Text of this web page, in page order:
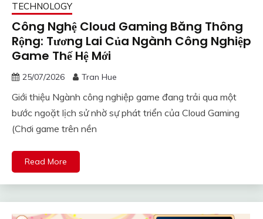
TECHNOLOGY
Công Nghệ Cloud Gaming Băng Thông
Rộng: Tương Lai Của Ngành Công Nghiệp
Game Thế Hệ Mới
25/07/2026 Tran Hue
Giới thiệu Ngành công nghiệp game đang trải qua một
bước ngoặt lịch sử nhờ sự phát triển của Cloud Gaming
(Chơi game trên nền
Read More